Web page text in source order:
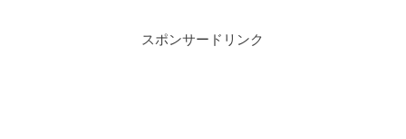
スポンサードリンク